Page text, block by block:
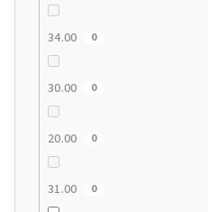
34.00 0
30.00 0
20.00 0
31.00 0